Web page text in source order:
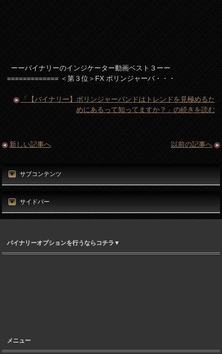
ーーバイナリーのインジケーター動画ベスト３ーー
============= ＜第３位＞FX ボリンジャーバ・・・
「【バイナリー】ボリンジャーバンドはトレンドを見極めるた
めにあるって知ってますか？」の続きを読む
以前の記事へ
新しい記事へ
サブコンテンツ
サイドバー
バイナリーオプションを行うならコチラ▼
メニュー